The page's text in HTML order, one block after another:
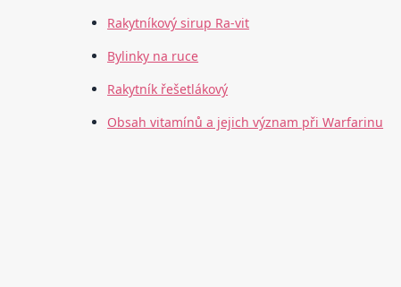
Rakytníkový sirup Ra-vit
Bylinky na ruce
Rakytník řešetlákový
Obsah vitamínů a jejich význam při Warfarinu